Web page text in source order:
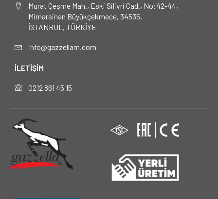
Murat Çeşme Mah., Eski Silivri Cad., No:42-44,
Mimarsinan Büyükçekmece, 34535,
İSTANBUL, TÜRKİYE
info@gazzellam.com
İLETİŞİM
0212 861 45 15